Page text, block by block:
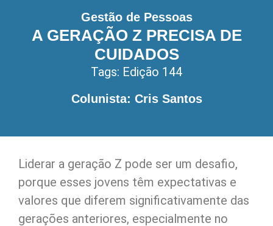
Gestão de Pessoas
A GERAÇÃO Z PRECISA DE
CUIDADOS
Tags: Edição 144
Colunista: Cris Santos
Liderar a geração Z pode ser um desafio,
porque esses jovens têm expectativas e
valores que diferem significativamente das
gerações anteriores, especialmente no